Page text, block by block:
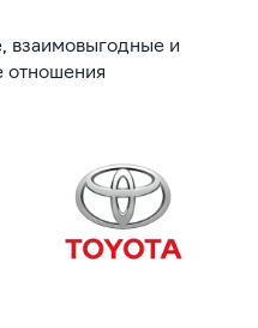
взаимовыгодные и
отношения